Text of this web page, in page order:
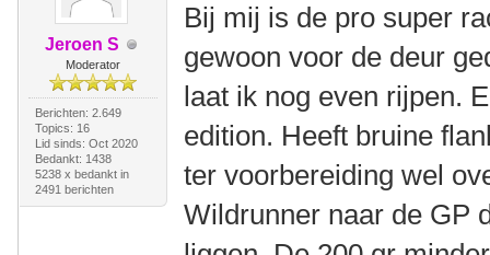
Jeroen S
Moderator
Berichten: 2.649
Topics: 16
Lid sinds: Oct 2020
Bedankt: 1438
5238 x bedankt in
2491 berichten
Bij mij is de pro super
gewoon voor de deur
laat ik nog even rijpen.
edition. Heeft bruine
ter voorbereiding wel
Wildrunner naar de GP